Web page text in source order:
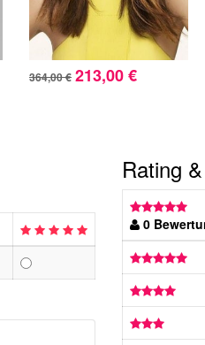
364,00 € 213,00 €
Rating
0